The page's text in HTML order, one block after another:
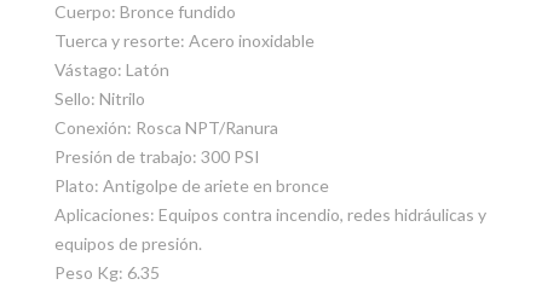
Cuerpo: Bronce fundido
Tuerca y resorte: Acero inoxidable
Vástago: Latón
Sello: Nitrilo
Conexión: Rosca NPT/Ranura
Presión de trabajo: 300 PSI
Plato: Antigolpe de ariete en bronce
Aplicaciones: Equipos contra incendio, redes hidráulicas y
equipos de presión.
Peso Kg: 6.35